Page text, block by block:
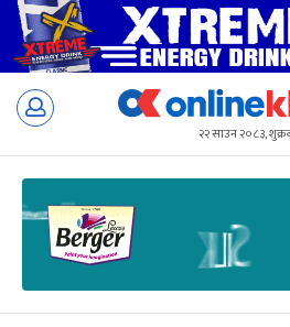
Skip
२२ साउन २०८३,